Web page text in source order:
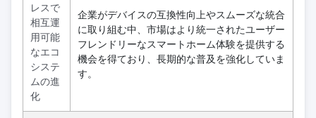
レスで
相互運
用可能
なエコ
システ
ムの進
化
企業がデバイスの互換性向上やスムーズな統合
に取り組む中、市場はより統一されたユーザー
フレンドリーなスマートホーム体験を提供する
機会を得ており、長期的な普及を強化していま
す。